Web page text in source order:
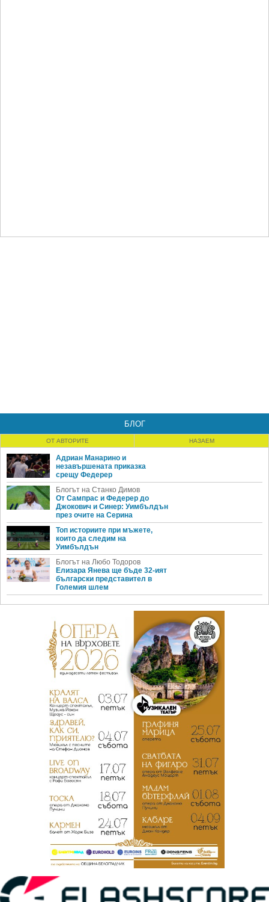
БЛОГ
ОТ АВТОРИТЕ НАЗАЕМ
Адриан Манарино и
незавършената приказка
срещу Федерер
Блогът на Станко Димов
От Сампрас и Федерер до
Джокович и Синер: Уимбълдън
през очите на Серина
Топ историите при мъжете,
които да следим на
Уимбълдън
Блогът на Любо Тодоров
Елизара Янева ще бъде 32-ият
български представител в
Големия шлем